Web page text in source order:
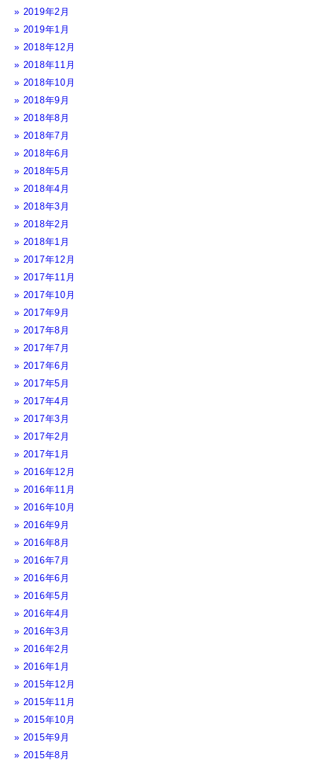
2019年2月
2019年1月
2018年12月
2018年11月
2018年10月
2018年9月
2018年8月
2018年7月
2018年6月
2018年5月
2018年4月
2018年3月
2018年2月
2018年1月
2017年12月
2017年11月
2017年10月
2017年9月
2017年8月
2017年7月
2017年6月
2017年5月
2017年4月
2017年3月
2017年2月
2017年1月
2016年12月
2016年11月
2016年10月
2016年9月
2016年8月
2016年7月
2016年6月
2016年5月
2016年4月
2016年3月
2016年2月
2016年1月
2015年12月
2015年11月
2015年10月
2015年9月
2015年8月